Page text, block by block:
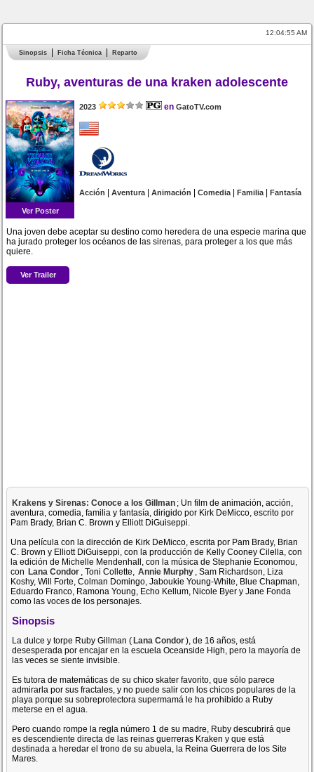
12:04:55 AM
Sinopsis Ficha Técnica Reparto
Ruby, aventuras de una kraken adolescente
Ver Poster
2023 en GatoTV.com
Acción |Aventura|Animación |Comedia|Familia|Fantasía
Una joven debe aceptar su destino como heredera de una especie marina que
ha jurado proteger los océanos de las sirenas, para proteger a los que más
quiere.
Ver Trailer
Krakens y Sirenas: Conoce a los Gillman ; Un film de animación, acción,
aventura, comedia, familia y fantasía, dirigido por Kirk DeMicco, escrito por
Pam Brady, Brian C. Brown y Elliott DiGuiseppi.
Una película con la dirección de Kirk DeMicco, escrita por Pam Brady, Brian
C. Brown y Elliott DiGuiseppi, con la producción de Kelly Cooney Cilella, con
la edición de Michelle Mendenhall, con la música de Stephanie Economou,
con Lana Condor , Toni Collette, Annie Murphy , Sam Richardson, Liza
Koshy, Will Forte, Colman Domingo, Jaboukie Young-White, Blue Chapman,
Eduardo Franco, Ramona Young, Echo Kellum, Nicole Byer y Jane Fonda
como las voces de los personajes.
Sinopsis
La dulce y torpe Ruby Gillman (Lana Condor), de 16 años, está
desesperada por encajar en la escuela Oceanside High, pero la mayoría de
las veces se siente invisible.
Es tutora de matemáticas de su chico skater favorito, que sólo parece
admirarla por sus fractales, y no puede salir con los chicos populares de la
playa porque su sobreprotectora supermamá le ha prohibido a Ruby
meterse en el agua.
Pero cuando rompe la regla número 1 de su madre, Ruby descubrirá que
es descendiente directa de las reinas guerreras Kraken y que está
destinada a heredar el trono de su abuela, la Reina Guerrera de los Site
Mares.